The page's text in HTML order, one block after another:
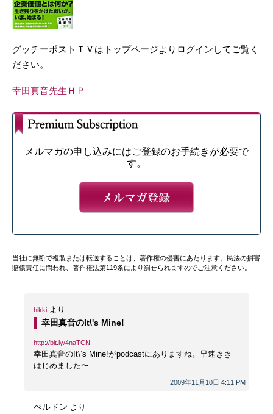
グッチーポストＴＶはトップページよりログインしてご覧く
ださい。
幸田真音先生ＨＰ
メルマガの申し込みにはご登録のお手続きが必要で
す。
当社に無断で複製または転送することは、著作権の侵害にあたります。民法の損害
賠償責任に問われ、著作権法第119条により罰せられますのでご注意ください。
hikki より
2009年11月10日 4:11 PM
幸田真音のIt\'s Mine!
http://bit.ly/4naTCN
幸田真音のIt\’s Mine!がpodcastにありますね。早速きき
はじめました〜
ぺルドン より